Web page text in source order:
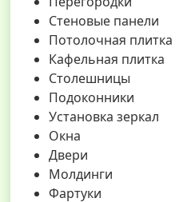
Стеновые панели
Потолочная плитка
Кафельная плитка
Столешницы
Подоконники
Установка зеркал
Окна
Двери
Молдинги
Фартуки